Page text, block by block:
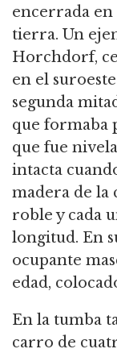
encerrada
tierra. Un
Horchdorf,
en el
segunda
que formaba
que fue
intacta
madera de la
roble y cada
longitud. En
ocupante
edad,
En la tumba
carro de